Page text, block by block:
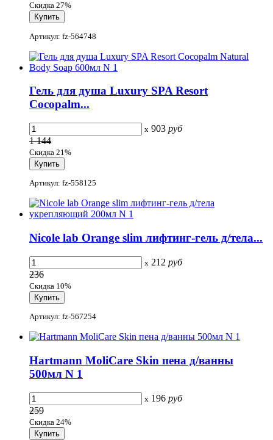
Скидка 27%
Артикул: fz-564748
Гель для душа Luxury SPA Resort
Cocopalm...
x 903 руб
1 144
Скидка 21%
Артикул: fz-558125
Nicole lab Orange slim лифтинг-гель д/тела...
x 212 руб
236
Скидка 10%
Артикул: fz-567254
Hartmann MoliCare Skin пена д/ванны
500мл N 1
x 196 руб
259
Скидка 24%